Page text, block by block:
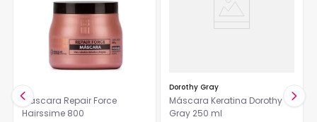
Máscara Repair Force
Hairssime 800
Dorothy Gray
Máscara Keratina Dorothy
Gray 250 ml